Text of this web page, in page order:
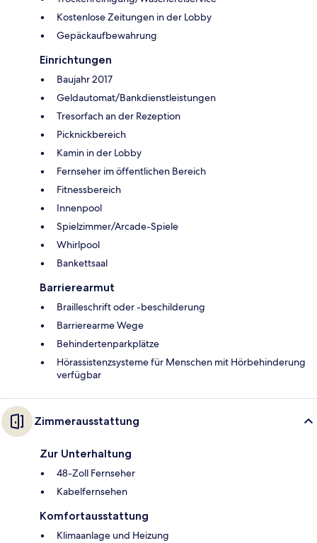
Kostenlose Zeitungen in der Lobby
Gepäckaufbewahrung
Einrichtungen
Baujahr 2017
Geldautomat/Bankdienstleistungen
Tresorfach an der Rezeption
Picknickbereich
Kamin in der Lobby
Fernseher im öffentlichen Bereich
Fitnessbereich
Innenpool
Spielzimmer/Arcade-Spiele
Whirlpool
Bankettsaal
Barrierearmut
Brailleschrift oder -beschilderung
Barrierearme Wege
Behindertenparkplätze
Hörassistenzsysteme für Menschen mit Hörbehinderung
verfügbar
Zimmerausstattung
Zur Unterhaltung
48-Zoll Fernseher
Kabelfernsehen
Komfortausstattung
Klimaanlage und Heizung